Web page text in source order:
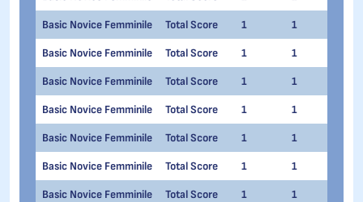
Basic Novice Femminile Total Score 1 1
Basic Novice Femminile Total Score 1 1
Basic Novice Femminile Total Score 1 1
Basic Novice Femminile Total Score 1 1
Basic Novice Femminile Total Score 1 1
Basic Novice Femminile Total Score 1 1
Basic Novice Femminile Total Score 1 1